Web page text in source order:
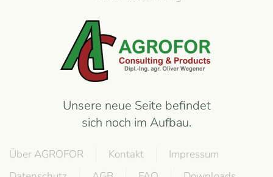
Unsere neue Seite befindet
sich noch im Aufbau.
Über AGROFOR Kontakt
Impressum